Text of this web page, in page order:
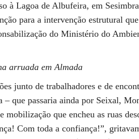
à Lagoa de Albufeira, em
para a intervenção estrutural
do Ministério do
arruada em Almada
junto de trabalhadores e de
– que passaria ainda por Seixal,
mobilização que encheu as ruas
Com toda a confiança!”,